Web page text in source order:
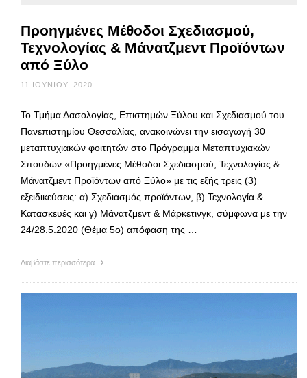
Προηγμένες Μέθοδοι Σχεδιασμού,
Τεχνολογίας & Μάνατζμεντ Προϊόντων
από Ξύλο
11 ΙΟΥΝΊΟΥ, 2020
Το Τμήμα Δασολογίας, Επιστημών Ξύλου και Σχεδιασμού του
Πανεπιστημίου Θεσσαλίας, ανακοινώνει την εισαγωγή 30
μεταπτυχιακών φοιτητών στο Πρόγραμμα Μεταπτυχιακών
Σπουδών «Προηγμένες Μέθοδοι Σχεδιασμού, Τεχνολογίας &
Μάνατζμεντ Προϊόντων από Ξύλο» με τις εξής τρεις (3)
εξειδικεύσεις: α) Σχεδιασμός προϊόντων, β) Τεχνολογία &
Κατασκευές και γ) Μάνατζμεντ & Μάρκετινγκ, σύμφωνα με την
24/28.5.2020 (Θέμα 5ο) απόφαση της …
Διαβάστε περισσότερα